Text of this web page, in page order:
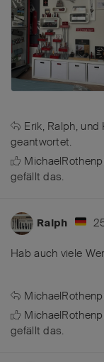
Erik, Ralph, und
geantwortet.
gefällt das.
Ralph
Hab auch viele
gefällt das.